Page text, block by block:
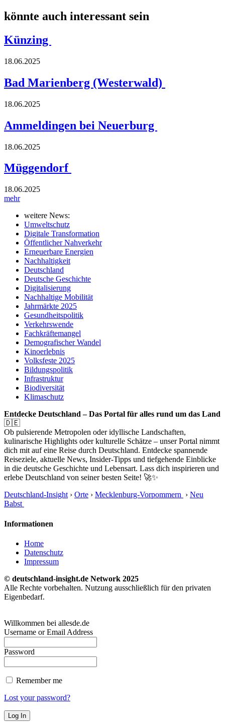
könnte auch interessant sein
Künzing
18.06.2025
Bad Marienberg (Westerwald)
18.06.2025
Ammeldingen bei Neuerburg
18.06.2025
Müggendorf
18.06.2025
mehr
weitere News:
Umweltschutz
Digitale Transformation
Öffentlicher Nahverkehr
Erneuerbare Energien
Nachhaltigkeit
Deutschland
Deutsche Geschichte
Digitalisierung
Nachhaltige Mobilität
Jahrmärkte 2025
Gesundheitspolitik
Verkehrswende
Fachkräftemangel
Demografischer Wandel
Kinoerlebnis
Volksfeste 2025
Bildungspolitik
Infrastruktur
Biodiversität
Klimaschutz
Entdecke Deutschland – Das Portal für alles rund um das Land
🇩🇪
Ob pulsierende Metropolen oder idyllische Landschaften,
kulinarische Highlights oder kulturelle Schätze – unser Portal nimmt
dich mit auf eine Reise durch Deutschland. Entdecke spannende
Reiseziele, aktuelle News, Insider-Tipps und tiefgehende Einblicke
in die deutsche Geschichte und Lebensart. Lass dich inspirieren und
erlebe Deutschland von seiner besten Seite! 🚀✨
Deutschland-Insight › Orte › Mecklenburg-Vorpommern › Neu
Babst
Informationen
Home
Datenschutz
Impressum
© deutschland-insight.de Network 2025
Alle Rechte vorbehalten. Nutzung ausschließlich für den privaten
Eigenbedarf.
Willkommen bei allesde.de
Username or Email Address
Password
Remember me
Lost your password?